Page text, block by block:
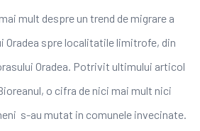
mult despre un trend de migrare a
Oradea spre localitatile limitrofe, din
Oradea. Potrivit ultimului articol
o cifra de nici mai mult nici
s-au mutat in comunele invecinate.